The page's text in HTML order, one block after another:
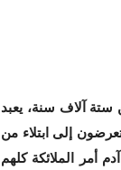
آلاف سنة، يعبد
إلى ابتلاء من
أمر الملائكة كلهم